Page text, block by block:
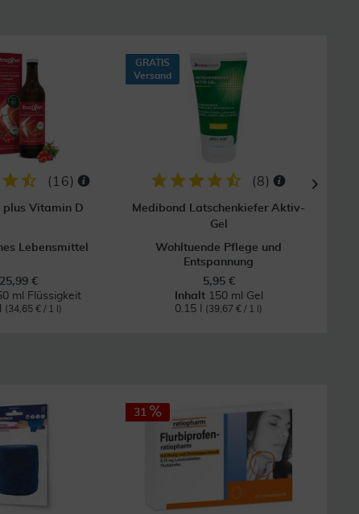
( 16)
plus Vitamin D
Lebensmittel
25,99 €
ml Flüssigkeit
(34,65 € / 1 l)
GRATIS
Versand
(8)
Medibond Latschenkiefer Aktiv-
Gel
Wohltuende Pflege und
Entspannung
5,95 €
Inhalt 150 ml Gel
0.15 l
(39,67 € / 1 l)
31